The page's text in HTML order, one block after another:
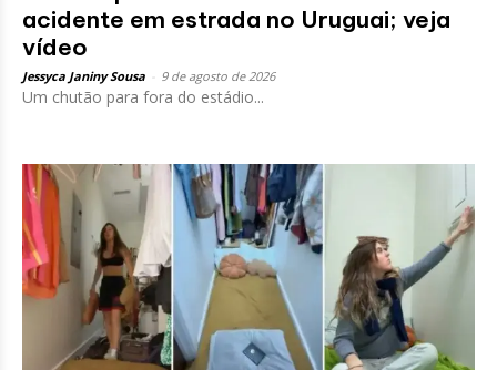
acidente em estrada no Uruguai; veja
vídeo
Jessyca Janiny Sousa 9 de agosto de 2026
Um chutão para fora do estádio...